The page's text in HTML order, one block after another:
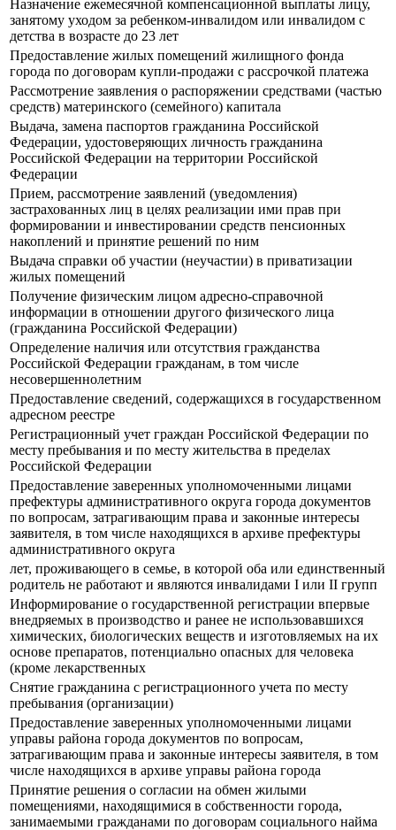
Назначение ежемесячной компенсационной выплаты лицу,
занятому уходом за ребенком-инвалидом или инвалидом с
детства в возрасте до 23 лет
Предоставление жилых помещений жилищного фонда
города по договорам купли-продажи с рассрочкой платежа
Рассмотрение заявления о распоряжении средствами (частью
средств) материнского (семейного) капитала
Выдача, замена паспортов гражданина Российской
Федерации, удостоверяющих личность гражданина
Российской Федерации на территории Российской
Федерации
Прием, рассмотрение заявлений (уведомления)
застрахованных лиц в целях реализации ими прав при
формировании и инвестировании средств пенсионных
накоплений и принятие решений по ним
Выдача справки об участии (неучастии) в приватизации
жилых помещений
Получение физическим лицом адресно-справочной
информации в отношении другого физического лица
(гражданина Российской Федерации)
Определение наличия или отсутствия гражданства
Российской Федерации гражданам, в том числе
несовершеннолетним
Предоставление сведений, содержащихся в государственном
адресном реестре
Регистрационный учет граждан Российской Федерации по
месту пребывания и по месту жительства в пределах
Российской Федерации
Предоставление заверенных уполномоченными лицами
префектуры административного округа города документов
по вопросам, затрагивающим права и законные интересы
заявителя, в том числе находящихся в архиве префектуры
административного округа
лет, проживающего в семье, в которой оба или единственный
родитель не работают и являются инвалидами I или II групп
Информирование о государственной регистрации впервые
внедряемых в производство и ранее не использовавшихся
химических, биологических веществ и изготовляемых на их
основе препаратов, потенциально опасных для человека
(кроме лекарственных
Снятие гражданина с регистрационного учета по месту
пребывания (организации)
Предоставление заверенных уполномоченными лицами
управы района города документов по вопросам,
затрагивающим права и законные интересы заявителя, в том
числе находящихся в архиве управы района города
Принятие решения о согласии на обмен жилыми
помещениями, находящимися в собственности города,
занимаемыми гражданами по договорам социального найма